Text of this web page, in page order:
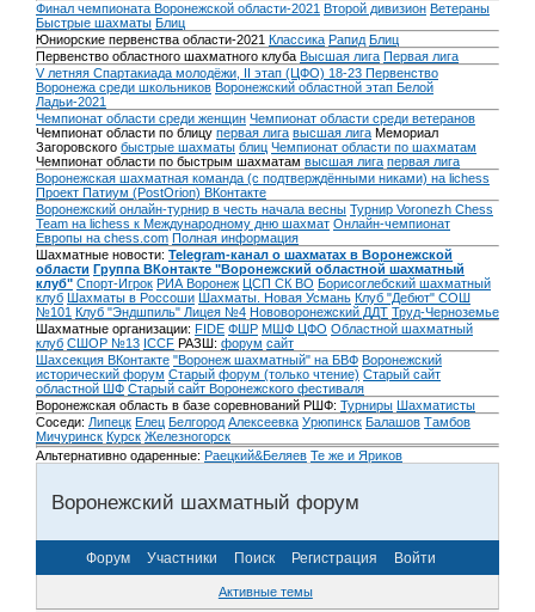
Финал чемпионата Воронежской области-2021 Второй дивизион Ветераны
Быстрые шахматы Блиц
Юниорские первенства области-2021 Классика Рапид Блиц
Первенство областного шахматного клуба Высшая лига Первая лига
V летняя Спартакиада молодёжи, II этап (ЦФО) 18-23 Первенство
Воронежа среди школьников Воронежский областной этап Белой
Ладьи-2021
Чемпионат области среди женщин Чемпионат области среди ветеранов
Чемпионат области по блицу первая лига высшая лига Мемориал
Загоровского быстрые шахматы блиц Чемпионат области по шахматам
Чемпионат области по быстрым шахматам высшая лига первая лига
Воронежская шахматная команда (с подтверждёнными никами) на lichess
Проект Патиум (PostOrion) ВКонтакте
Воронежский онлайн-турнир в честь начала весны Турнир Voronezh Chess
Team на lichess к Международному дню шахмат Онлайн-чемпионат
Европы на chess.com Полная информация
Шахматные новости: Telegram-канал о шахматах в Воронежской
области Группа ВКонтакте "Воронежский областной шахматный
клуб" Спорт-Игрок РИА Воронеж ЦСП СК ВО Борисоглебский шахматный
клуб Шахматы в Россоши Шахматы. Новая Усмань Клуб "Дебют" СОШ
№101 Клуб "Эндшпиль" Лицея №4 Нововоронежский ДДТ Труд-Черноземье
Шахматные организации: FIDE ФШР МШФ ЦФО Областной шахматный
клуб СШОР №13 ICCF РАЗШ: форум сайт
Шахсекция ВКонтакте "Воронеж шахматный" на БВФ Воронежский
исторический форум Cтарый форум (только чтение) Старый сайт
областной ШФ Старый сайт Воронежского фестиваля
Воронежская область в базе соревнований РШФ: Турниры Шахматисты
Соседи: Липецк Елец Белгород Алексеевка Урюпинск Балашов Тамбов
Мичуринск Курск Железногорск
Альтернативно одаренные: Раецкий&Беляев Те же и Яриков
Воронежский шахматный форум
Форум Участники Поиск Регистрация Войти
Активные темы